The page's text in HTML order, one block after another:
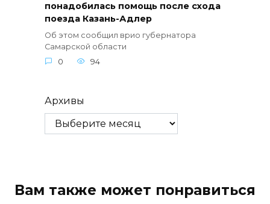
понадобилась помощь после схода
поезда Казань-Адлер
Об этом сообщил врио губернатора
Самарской области
0
94
Архивы
Вам также может понравиться